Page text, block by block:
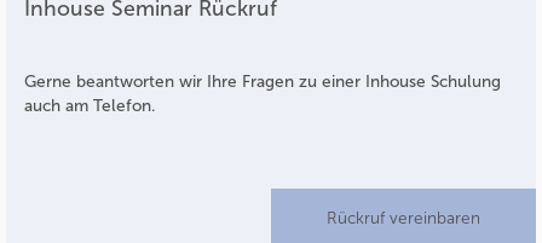
Inhouse Seminar Rückruf
Gerne beantworten wir Ihre Fragen zu einer Inhouse Schulung
auch am Telefon.
Rückruf vereinbaren